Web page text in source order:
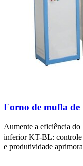
Forno de mufla
Aumente a eficiência
inferior KT-BL: controle
e produtividade